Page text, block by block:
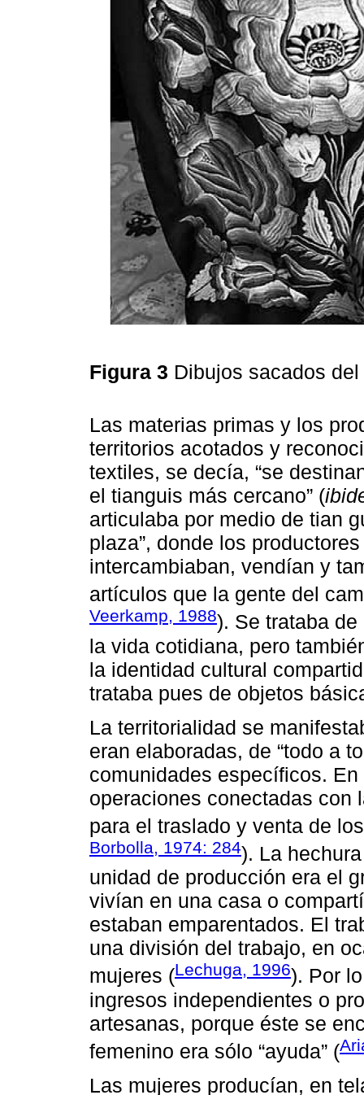
Figura 3 Dibujos sacados
Las materias primas y los
territorios acotados y
textiles, se decía, “se
el tianguis más cercano” (
articulaba por medio de tian
plaza”, donde los
intercambiaban, vendían y
artículos que la gente del
Veerkamp, 1988). Se trataba
la vida cotidiana, pero
la identidad cultural
trataba pues de objetos
La territorialidad se
eran elaboradas, de “todo a
comunidades específicos.
operaciones conectadas con
para el traslado y venta de
Borbolla, 1974: 284). La
unidad de producción era el
vivían en una casa o
estaban emparentados. El
una división del trabajo, en
mujeres (Lechuga, 1996). Por
ingresos independientes o
artesanas, porque éste se
femenino era sólo “ayuda” (
Las mujeres producían, en